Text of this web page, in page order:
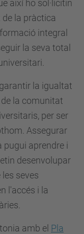
així ho sol·licitin
la pràctica
integral
la seva total
la igualtat
la comunitat
per ser
Assegurar
aprendre i
desenvolupar
seves
l'accés i la
amb el Pla